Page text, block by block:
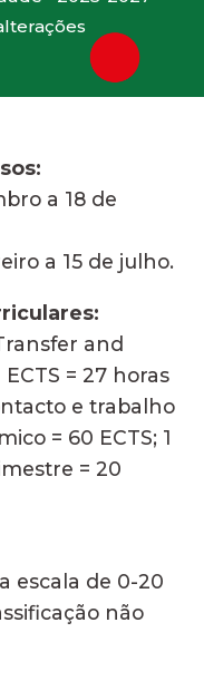
a 18 de
a 15 de julho.
and
= 27 horas
e trabalho
= 60 ECTS; 1
= 20
escala de 0-20
não